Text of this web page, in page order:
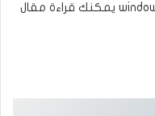
بينما ترى أفضل المشغلات لنظام windows 10 يمكنك قراءة مقال